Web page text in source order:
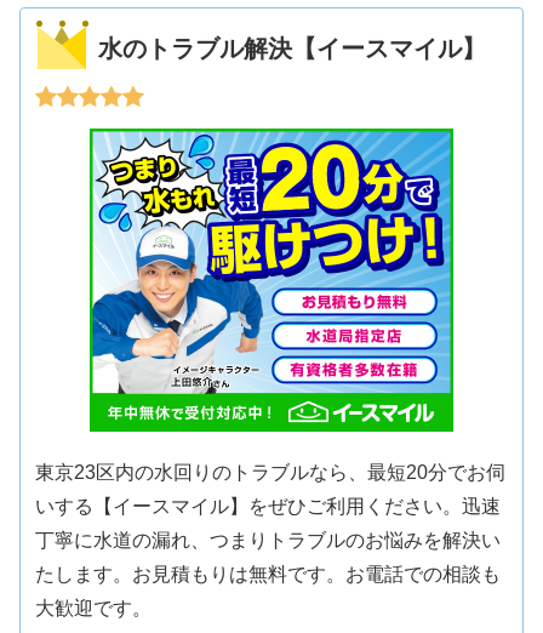
水のトラブル解決【イースマイル】
東京23区内の水回りのトラブルなら、最短20分でお伺
いする【イースマイル】をぜひご利用ください。迅速
丁寧に水道の漏れ、つまりトラブルのお悩みを解決い
たします。お見積もりは無料です。お電話での相談も
大歓迎です。